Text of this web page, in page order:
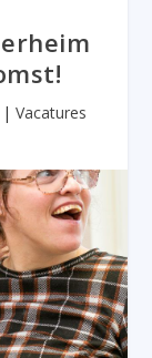
| Vacatures